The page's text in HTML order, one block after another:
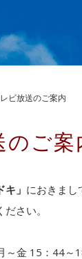
ビ放送のご案内
のご案
キ」 におきまし
さい。
～金 15：44～